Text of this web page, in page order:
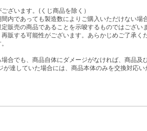
ざいます。(くじ商品を除く）
であっても製造数によりご購入いただけない場
販売の商品であることを示唆するものではございま
販する可能性がございます。あらかじめご了承くだ
合でも、商品自体にダメージがなければ、商品及
達していた場合には、商品本体のみを交換対応い